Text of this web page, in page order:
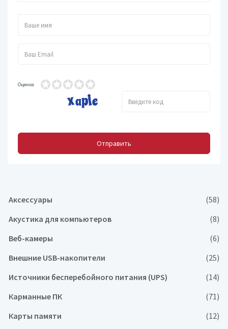
Оценка
Отправить
Аксессуары
(58)
Акустика для компьютеров
(8)
Веб-камеры
(6)
Внешние USB-накопители
(25)
Источники бесперебойного питания (UPS)
(14)
Карманные ПК
(71)
Карты памяти
(12)